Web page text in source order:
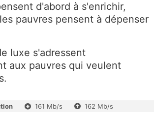
d'abord à s'enrichir,
pauvres pensent à dépenser
luxe s'adressent
aux pauvres qui veulent
161 Mb/s 162 Mb/s